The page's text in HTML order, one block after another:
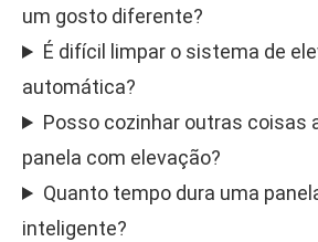
um gosto diferente?
É difícil limpar o sistema de
automática?
Posso cozinhar outras coisas
panela com elevação?
Quanto tempo dura uma
inteligente?